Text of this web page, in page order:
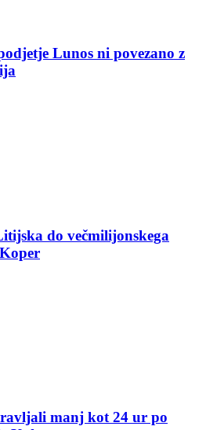
Lunos ni povezano z
do večmilijonskega
manj kot 24 ur po